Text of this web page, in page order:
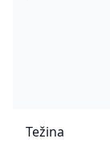
Težina